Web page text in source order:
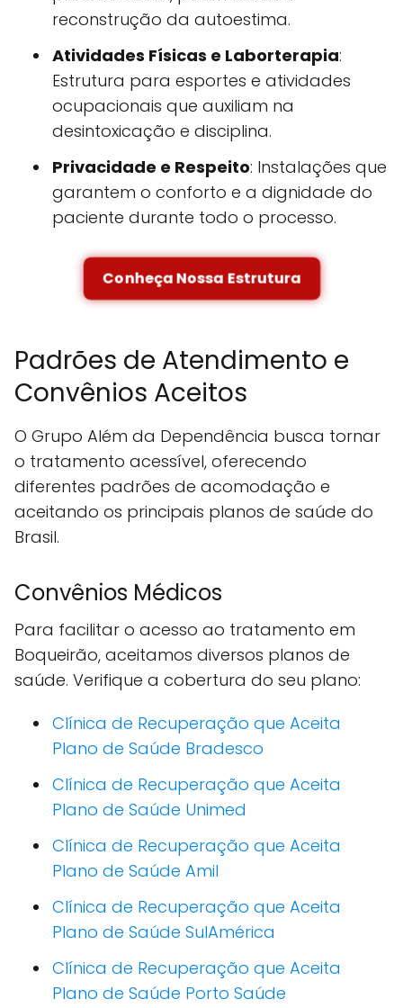
reconstrução da autoestima.
Atividades Físicas e Laborterapia:
Estrutura para esportes e atividades
ocupacionais que auxiliam na
desintoxicação e disciplina.
Privacidade e Respeito: Instalações que
garantem o conforto e a dignidade do
paciente durante todo o processo.
Conheça Nossa Estrutura
Padrões de Atendimento e
Convênios Aceitos
O Grupo Além da Dependência busca tornar
o tratamento acessível, oferecendo
diferentes padrões de acomodação e
aceitando os principais planos de saúde do
Brasil.
Convênios Médicos
Para facilitar o acesso ao tratamento em
Boqueirão, aceitamos diversos planos de
saúde. Verifique a cobertura do seu plano:
Clínica de Recuperação que Aceita
Plano de Saúde Bradesco
Clínica de Recuperação que Aceita
Plano de Saúde Unimed
Clínica de Recuperação que Aceita
Plano de Saúde Amil
Clínica de Recuperação que Aceita
Plano de Saúde SulAmérica
Clínica de Recuperação que Aceita
Plano de Saúde Porto Saúde